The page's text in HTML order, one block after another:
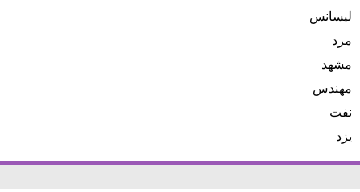
لیسانس
مرد
مشهد
مهندس
نفت
یزد